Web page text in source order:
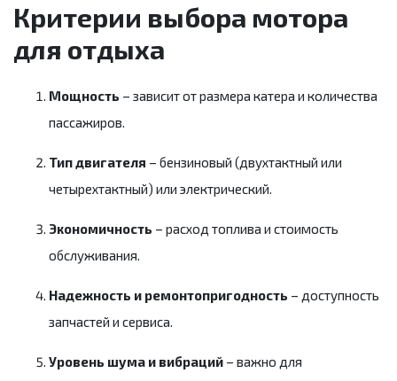
Критерии выбора мотора
для отдыха
Мощность – зависит от размера катера и количества
пассажиров.
Тип двигателя – бензиновый (двухтактный или
четырехтактный) или электрический.
Экономичность – расход топлива и стоимость
обслуживания.
Надежность и ремонтопригодность – доступность
запчастей и сервиса.
Уровень шума и вибраций – важно для